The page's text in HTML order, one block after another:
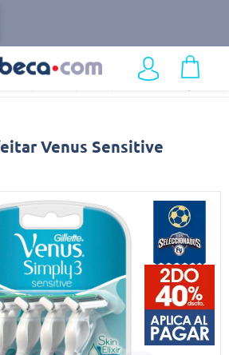
Depilación y Afeitado
Venus Sensitive